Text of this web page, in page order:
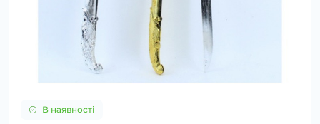
В наявності